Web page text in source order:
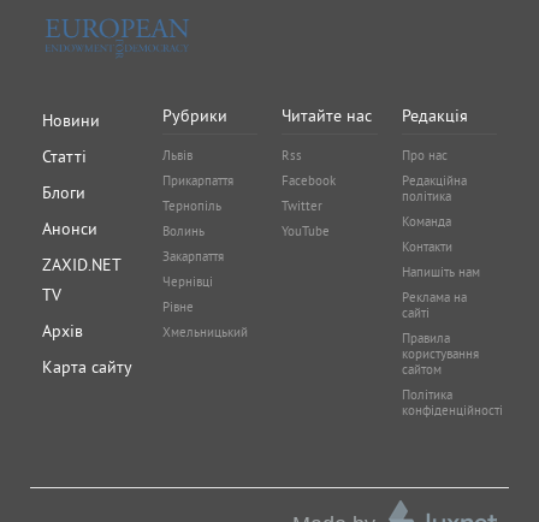
Новини
Статті
Блоги
Анонси
ZAXID.NET
TV
Архів
Карта сайту
Рубрики
Львів
Прикарпаття
Тернопіль
Волинь
Закарпаття
Чернівці
Рівне
Хмельницький
Читайте нас
Rss
Facebook
Twitter
YouTube
Редакція
Про нас
Редакційна
політика
Команда
Контакти
Напишіть нам
Реклама на
сайті
Правила
користування
сайтом
Політика
конфіденційності